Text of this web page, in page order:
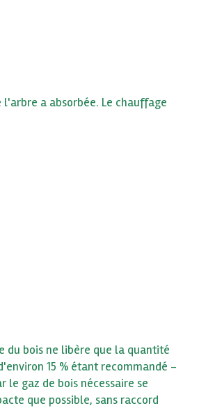
a absorbée. Le chauffage
du bois ne libère que la quantité
15 % étant recommandé -
le gaz de bois nécessaire se
que possible, sans raccord